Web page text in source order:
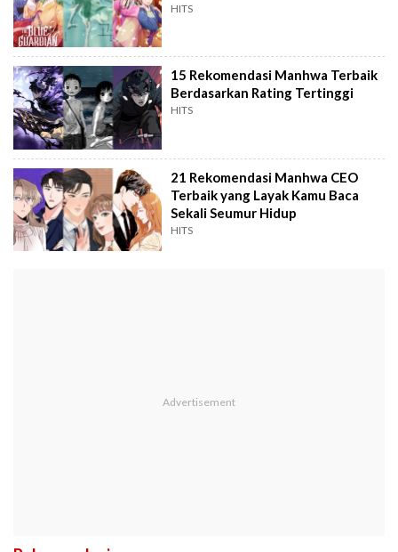
HITS
15 Rekomendasi Manhwa Terbaik
Berdasarkan Rating Tertinggi
HITS
21 Rekomendasi Manhwa CEO
Terbaik yang Layak Kamu Baca
Sekali Seumur Hidup
HITS